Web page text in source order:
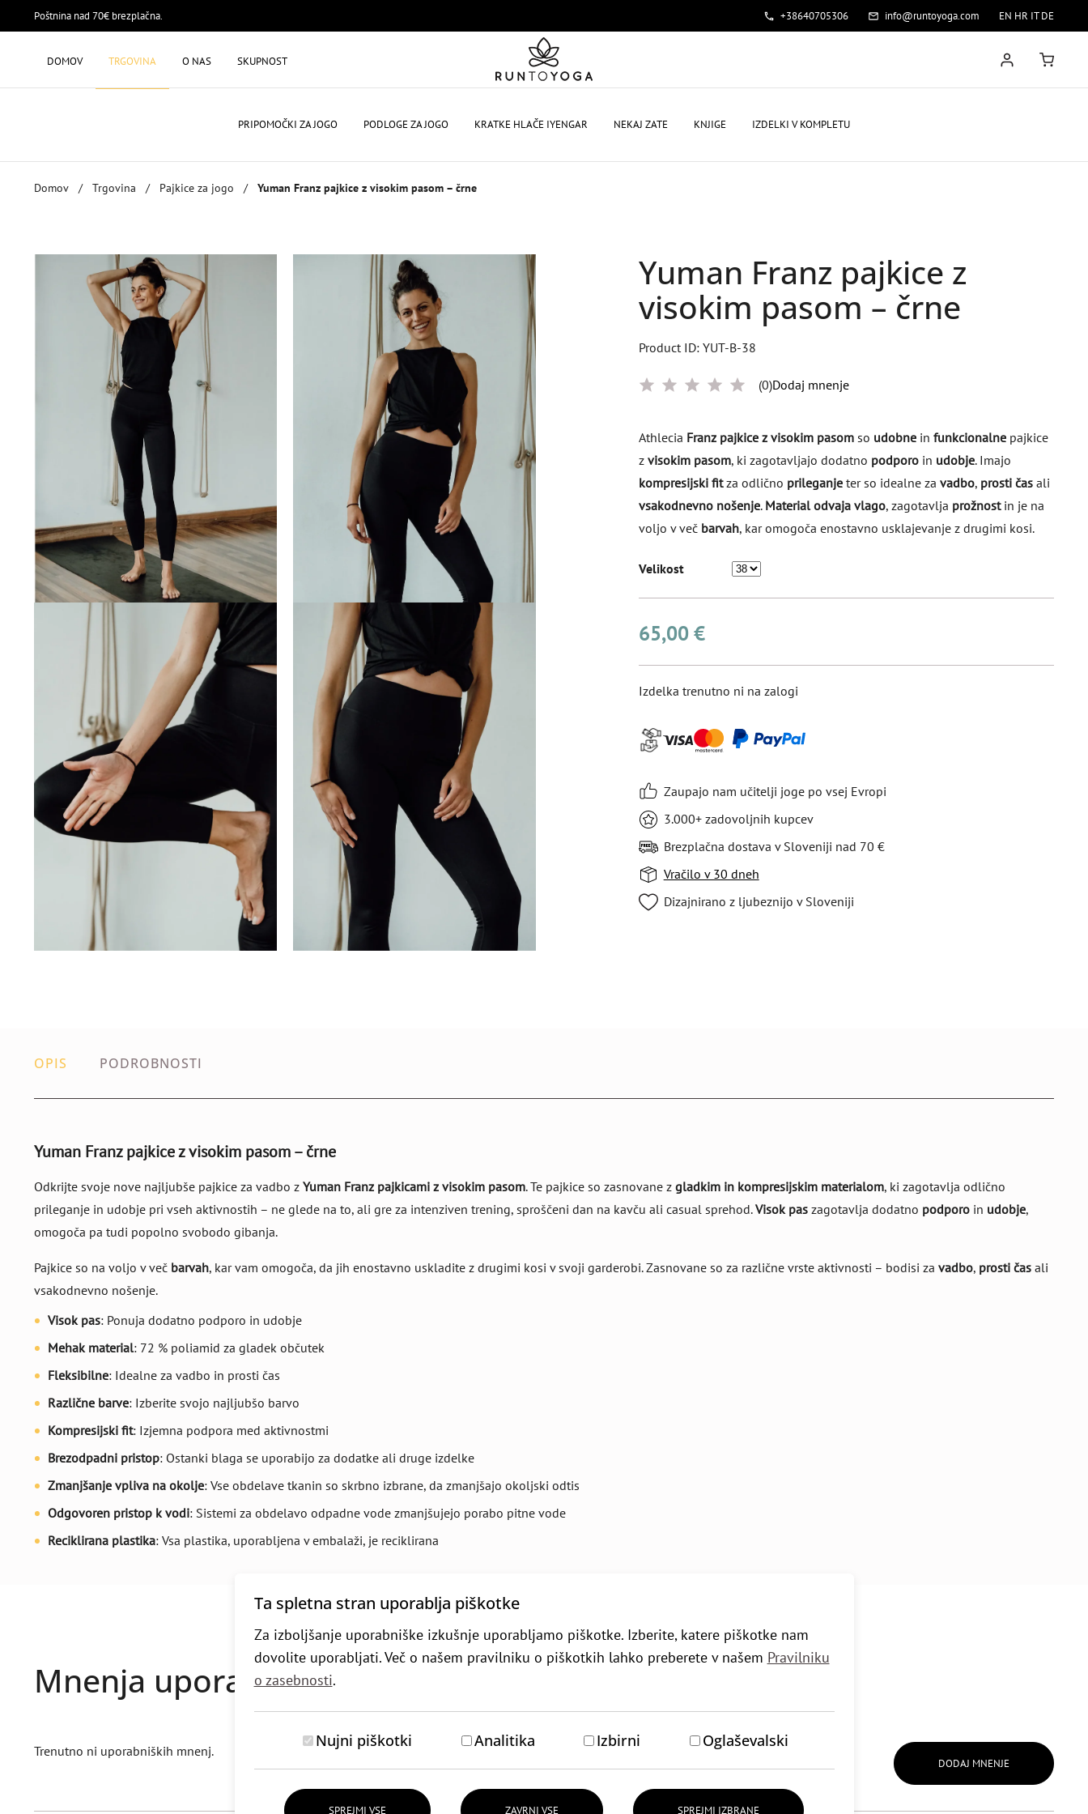
Ta spletna stran uporablja piškotke
Za izboljšanje uporabniške izkušnje uporabljamo piškotke. Izberite, katere piškotke nam
dovolite uporabljati. Več o našem pravilniku o piškotkih lahko preberete v našem Pravilniku
o zasebnosti.
Nujni piškotki Analitika Izbirni Oglaševalski
SPREJMI VSE ZAVRNI VSE SPREJMI IZBRANE
Poštnina nad 70€ brezplačna. +38640705306 info@runtoyoga.com EN HR IT DE
DOMOV TRGOVINA O NAS SKUPNOST
PRIPOMOČKI ZA JOGO PODLOGE ZA JOGO KRATKE HLAČE IYENGAR NEKAJ ZATE KNJIGE IZDELKI V KOMPLETU
Domov / Trgovina / Pajkice za jogo / Yuman Franz pajkice z visokim pasom – črne
Yuman Franz pajkice z
visokim pasom – črne
Product ID: YUT-B-38
(0)Dodaj mnenje
Athlecia Franz pajkice z visokim pasom so udobnein funkcionalnepajkice
z visokim pasom, ki zagotavljajo dodatno podporoin udobje. Imajo
kompresijski fitza odlično prileganjeter so idealne za vadbo, prosti časali
vsakodnevno nošenje. Material odvaja vlago, zagotavlja prožnostin je na
voljo v več barvah, kar omogoča enostavno usklajevanje z drugimi kosi.
Velikost
65,00 €
Izdelka trenutno ni na zalogi
Zaupajo nam učitelji joge po vsej Evropi
3.000+ zadovoljnih kupcev
Brezplačna dostava v Sloveniji nad 70 €
Vračilo v 30 dneh
Dizajnirano z ljubeznijo v Sloveniji
OPIS PODROBNOSTI
Yuman Franz pajkice z visokim pasom – črne
Odkrijte svoje nove najljubše pajkice za vadbo z Yuman Franz pajkicami z visokim pasom. Te pajkice so zasnovane z gladkim in kompresijskim materialom, ki zagotavlja odlično
prileganje in udobje pri vseh aktivnostih – ne glede na to, ali gre za intenziven trening, sproščeni dan na kavču ali casual sprehod.Visok pas zagotavlja dodatno podporo in udobje,
omogoča pa tudi popolno svobodo gibanja.
Pajkice so na voljo v več barvah, kar vam omogoča, da jih enostavno uskladite z drugimi kosi v svoji garderobi. Zasnovane so za različne vrste aktivnosti – bodisi za vadbo, prosti čas ali
vsakodnevno nošenje.
Visok pas: Ponuja dodatno podporo in udobje
Mehak material: 72 % poliamid za gladek občutek
Fleksibilne: Idealne za vadbo in prosti čas
Različne barve: Izberite svojo najljubšo barvo
Kompresijski fit: Izjemna podpora med aktivnostmi
Brezodpadni pristop: Ostanki blaga se uporabijo za dodatke ali druge izdelke
Zmanjšanje vpliva na okolje: Vse obdelave tkanin so skrbno izbrane, da zmanjšajo okoljski odtis
Odgovoren pristop k vodi: Sistemi za obdelavo odpadne vode zmanjšujejo porabo pitne vode
Reciklirana plastika: Vsa plastika, uporabljena v embalaži, je reciklirana
Mnenja uporabnikov (0)
Trenutno ni uporabniških mnenj.
DODAJ MNENJE